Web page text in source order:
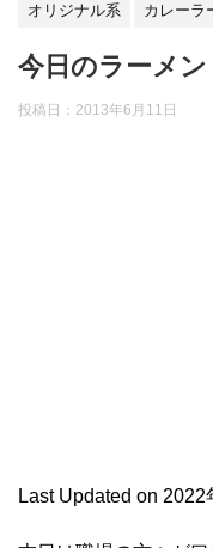
オリジナル系 カレーラ
今日のラーメ
投稿日：2013年6月11日
Last Updated on